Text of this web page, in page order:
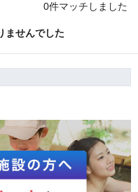
0件マッチしました
ませんでした